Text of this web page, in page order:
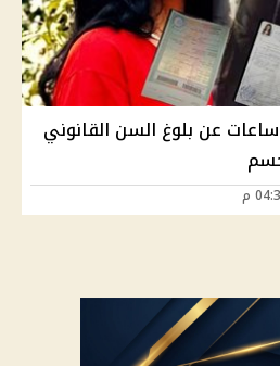
عن بلوغ السن القانوني